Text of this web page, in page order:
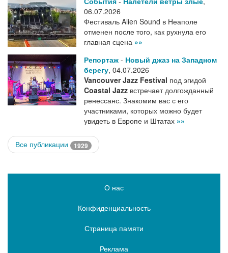
06.07.2026
Фестиваль Alien Sound в Неаполе
отменен после того, как рухнула его
главная сцена »»
Репортаж - Новый джаз на Западном
берегу, 04.07.2026
Vancouver Jazz Festival под эгидой
Coastal Jazz встречает долгожданный
ренессанс. Знакомим вас с его
участниками, которых можно будет
увидеть в Европе и Штатах »»
Все публикации 1929
О нас
Конфиденциальность
Страница памяти
Реклама